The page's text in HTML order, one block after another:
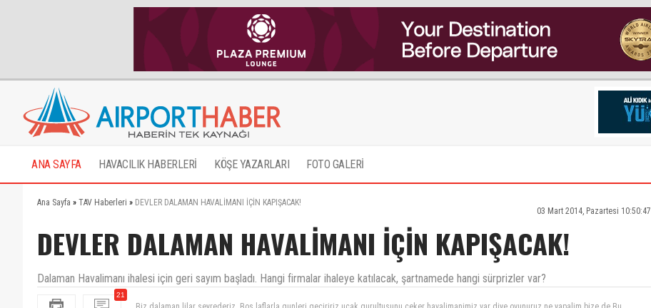
ANA SAYFA HAVACILIK HABERLERİ KÖŞE YAZARLARI FOTO GALERİ
Ana Sayfa » TAV Haberleri » DEVLER DALAMAN HAVALİMANI İÇİN KAPIŞACAK!
03 Mart 2014, Pazartesi 10:50:47
DEVLER DALAMAN HAVALİMANI İÇİN KAPIŞACAK!
Dalaman Havalimanı ihalesi için geri sayım başladı. Hangi firmalar ihaleye katılacak, şartnamede hangi sürprizler var?
21